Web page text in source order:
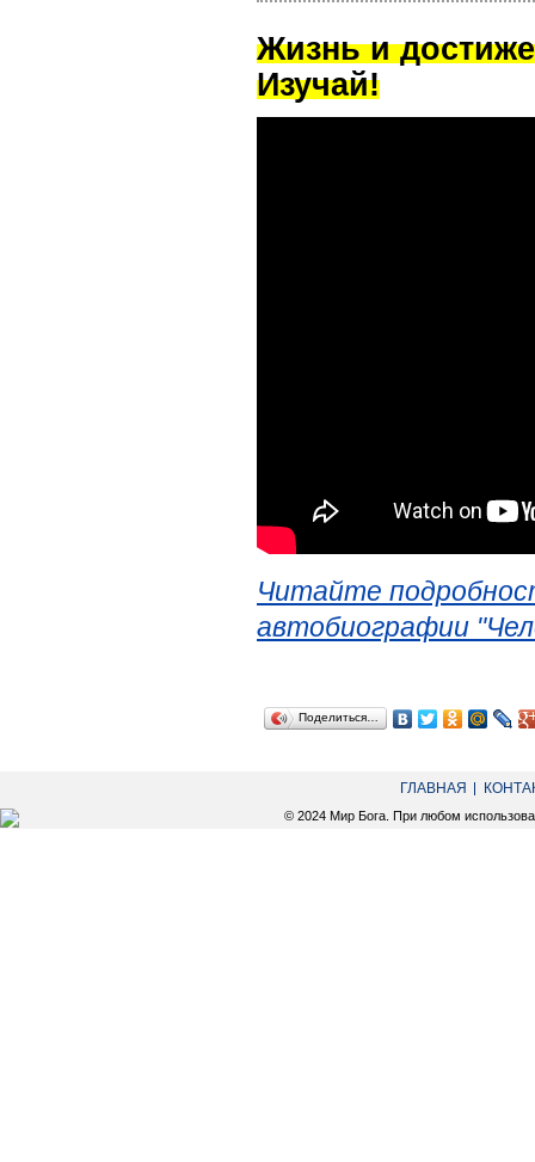
Жизнь и
Изучай!
Читайте
автобиографии
Поделиться…
ГЛАВНАЯ
© 2024 Мир Бога. При любом